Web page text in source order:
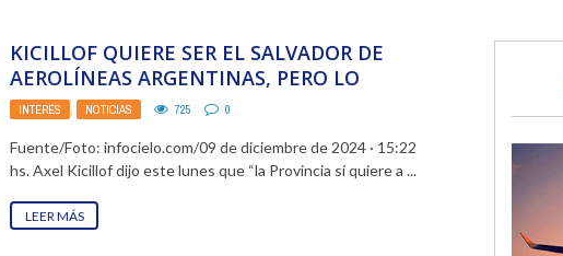
RICARDO CIRIELLI
KICILLOF QUIERE SER EL SALVADOR DE
AEROLÍNEAS ARGENTINAS, PERO LO
CRUZARON CON IOMA
INTERÉS NOTICIAS 725 0
Fuente/Foto: infocielo.com/09 de diciembre de 2024 · 15:22
hs. Axel Kicillof dijo este lunes que “la Provincia sí quiere a ...
LEER MÁS